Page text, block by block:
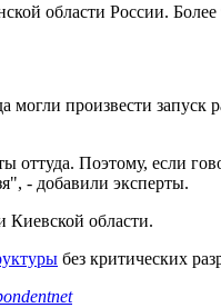
области России.
произвести
Поэтому, если
- добавили эксперты.
Киевской области.
без критических